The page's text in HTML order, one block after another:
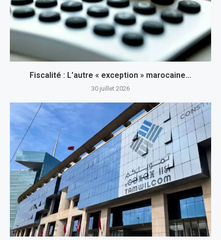
Fiscalité : L’autre « exception » marocaine…
30 juillet 2026